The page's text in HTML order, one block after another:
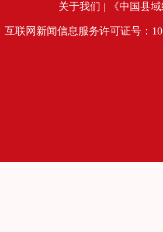
关于我们 | 《中国县
互联网新闻信息服务许可证号：